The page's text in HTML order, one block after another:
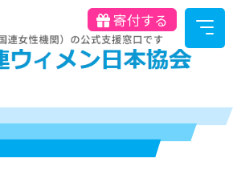
寄付する